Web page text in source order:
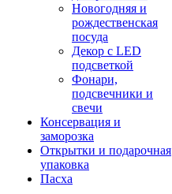
Новогодняя и
рождественская
посуда
Декор с LED
подсветкой
Фонари,
подсвечники и
свечи
Консервация и
заморозка
Открытки и подарочная
упаковка
Пасха